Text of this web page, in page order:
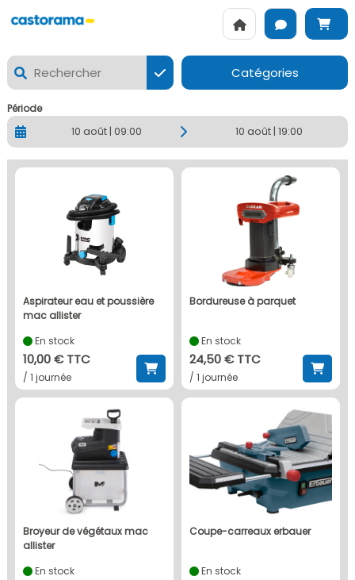
CASTORAMA MELUN - La location de matériels Loxam à
Catégories
Période
10 août | 09:00 10 août | 19:00
aspirateur eau et poussière
mac allister
En stock
10,00 € TTC
/ 1 journée
bordureuse à parquet
En stock
24,50 € TTC
/ 1 journée
broyeur de végétaux mac
allister
En stock
coupe-carreaux erbauer
En stock